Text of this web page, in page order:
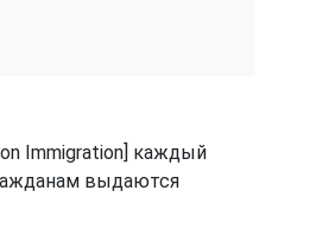
Immigration] каждый
выдаются